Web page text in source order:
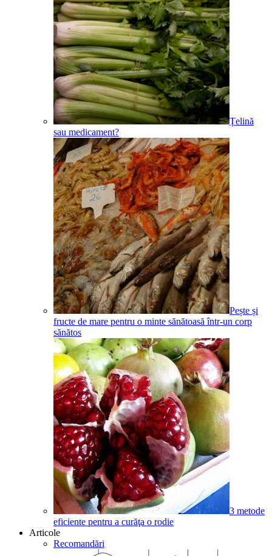
Țelină
sau medicament?
Pește și
fructe de mare pentru o minte sănătoasă într-un corp
sănătos
3 metode
eficiente pentru a curăţa o rodie
Articole
Recomandări